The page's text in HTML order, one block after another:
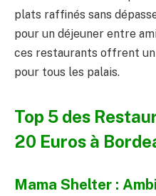
plats raffinés sans
pour un déjeuner entre
ces restaurants offrent
pour tous les palais.
Top 5 des
20 Euros à
Mama Shelter :